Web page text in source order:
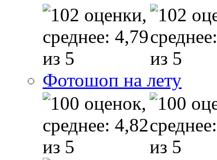
Фотошоп на лету